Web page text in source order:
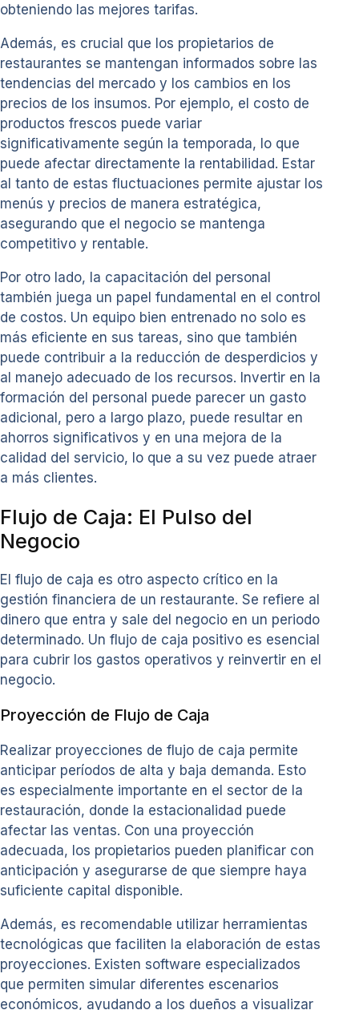
obteniendo las mejores tarifas.
Además, es crucial que los propietarios de
restaurantes se mantengan informados sobre las
tendencias del mercado y los cambios en los
precios de los insumos. Por ejemplo, el costo de
productos frescos puede variar
significativamente según la temporada, lo que
puede afectar directamente la rentabilidad. Estar
al tanto de estas fluctuaciones permite ajustar los
menús y precios de manera estratégica,
asegurando que el negocio se mantenga
competitivo y rentable.
Por otro lado, la capacitación del personal
también juega un papel fundamental en el control
de costos. Un equipo bien entrenado no solo es
más eficiente en sus tareas, sino que también
puede contribuir a la reducción de desperdicios y
al manejo adecuado de los recursos. Invertir en la
formación del personal puede parecer un gasto
adicional, pero a largo plazo, puede resultar en
ahorros significativos y en una mejora de la
calidad del servicio, lo que a su vez puede atraer
a más clientes.
Flujo de Caja: El Pulso del
Negocio
El flujo de caja es otro aspecto crítico en la
gestión financiera de un restaurante. Se refiere al
dinero que entra y sale del negocio en un periodo
determinado. Un flujo de caja positivo es esencial
para cubrir los gastos operativos y reinvertir en el
negocio.
Proyección de Flujo de Caja
Realizar proyecciones de flujo de caja permite
anticipar períodos de alta y baja demanda. Esto
es especialmente importante en el sector de la
restauración, donde la estacionalidad puede
afectar las ventas. Con una proyección
adecuada, los propietarios pueden planificar con
anticipación y asegurarse de que siempre haya
suficiente capital disponible.
Además, es recomendable utilizar herramientas
tecnológicas que faciliten la elaboración de estas
proyecciones. Existen software especializados
que permiten simular diferentes escenarios
económicos, ayudando a los dueños a visualizar